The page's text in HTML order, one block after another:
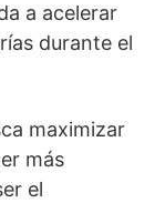
a acelerar
durante el
maximizar
más
el